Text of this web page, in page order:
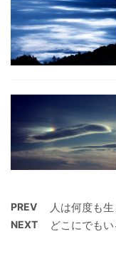
PREV 人は何度も
NEXT どこにでも